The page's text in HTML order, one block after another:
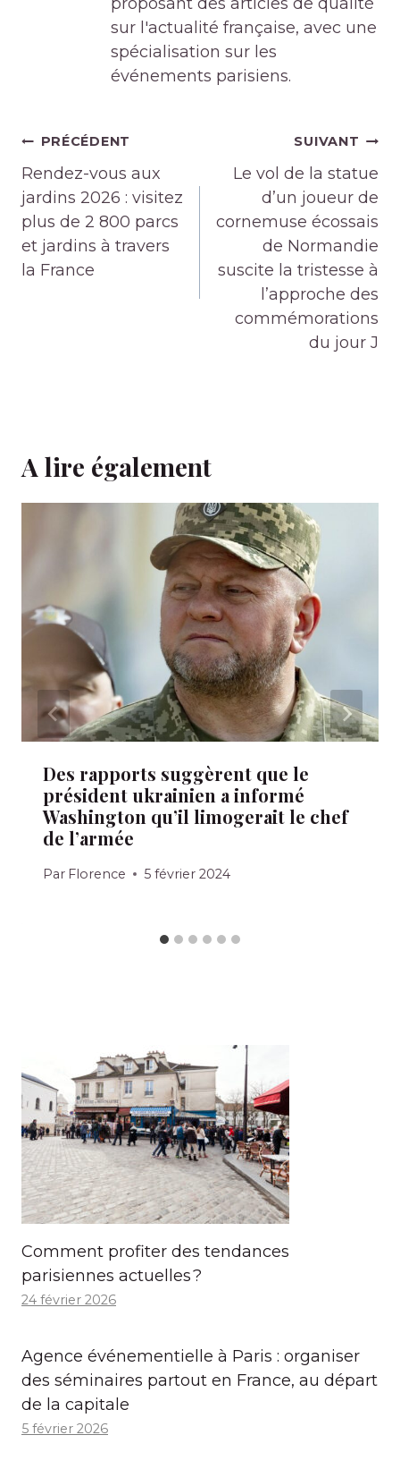
proposant des articles de qualité
sur l'actualité française, avec une
spécialisation sur les
événements parisiens.
Navigation
de
l’article
PRÉCÉDENT
Rendez-vous aux
jardins 2026 : visitez
plus de 2 800 parcs
et jardins à travers
la France
SUIVANT
Le vol de la statue
d’un joueur de
cornemuse écossais
de Normandie
suscite la tristesse à
l’approche des
commémorations
du jour J
A lire également
Des rapports suggèrent que le
président ukrainien a informé
Washington qu’il limogerait le chef
de l’armée
Par Florence 5 février 2024
Comment profiter des tendances
parisiennes actuelles ?
24 février 2026
Agence événementielle à Paris : organiser
des séminaires partout en France, au départ
de la capitale
5 février 2026